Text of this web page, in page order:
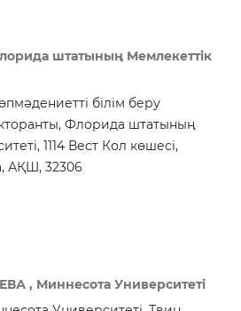
штатының Мемлекеттік
білім беру
Флорида штатының
1114 Вест Кол көшесі,
АҚШ, 32306
, Миннесота Университеті